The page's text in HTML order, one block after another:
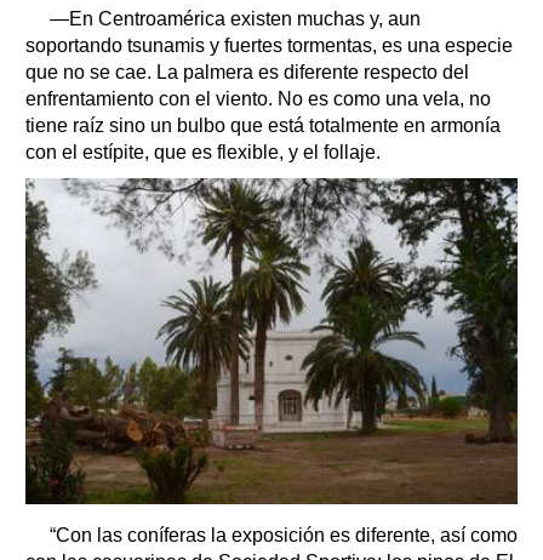
—En Centroamérica existen muchas y, aun
soportando tsunamis y fuertes tormentas, es una especie
que no se cae. La palmera es diferente respecto del
enfrentamiento con el viento. No es como una vela, no
tiene raíz sino un bulbo que está totalmente en armonía
con el estípite, que es flexible, y el follaje.
“Con las coníferas la exposición es diferente, así como